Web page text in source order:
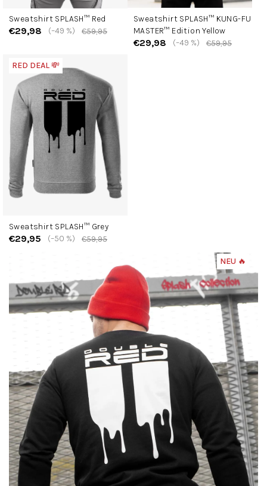
NEU 🔥
Sweatshirt SPLASH™ Red
€29,98 €59,95
(–49 %)
Sweatshirt SPLASH™ KUNG-FU
MASTER™ Edition Yellow
€29,98 €59,95
(–49 %)
RED DEAL 💸
Sweatshirt SPLASH™ Grey
€29,95 €59,95
(–50 %)